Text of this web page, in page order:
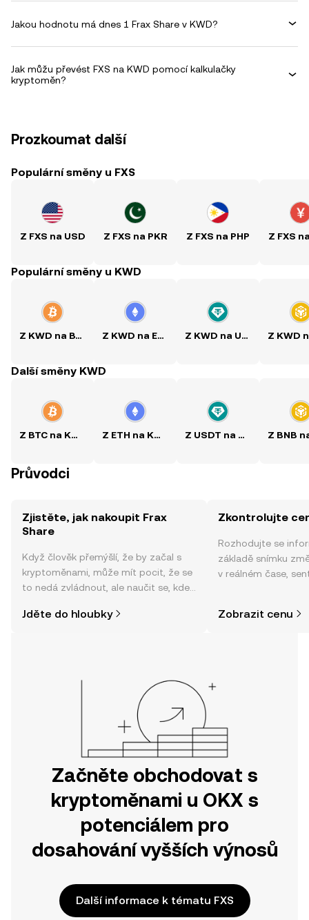
Jakou hodnotu má dnes 1 Frax Share v KWD?
Jak můžu převést FXS na KWD pomocí kalkulačky
kryptoměn?
Prozkoumat další
Populární směny u FXS
Z FXS na USD Z FXS na PKR Z FXS na PHP Z FXS
Populární směny u KWD
Z KWD na BTC Z KWD na ETH Z KWD na USDT
Další směny KWD
Z BTC na KWD Z ETH na KWD Z USDT na KWD
Průvodci
Zjistěte, jak nakoupit Frax
Share
Když člověk přemýšlí, že by začal s
kryptoměnami, může mít pocit, že se
to nedá zvládnout, ale naučit se, kde
jednodušší, než si myslíte. Odstartujte
Jděte do hloubky
Zkontrolujte
Rozhodujte se
základě snímku
v reálném čase,
Zobrazit cenu
Začněte obchodovat s
kryptoměnami u OKX s
potenciálem pro
dosahování vyšších výnosů
Další informace k tématu FXS